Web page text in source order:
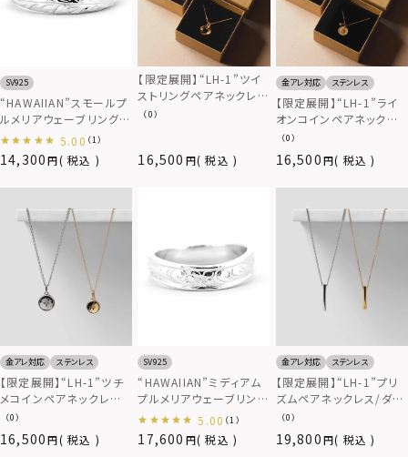
SV925
“HAWAIIAN”スモールプ
ルメリアウェーブリング/
シルバー925
14,300 税込
5.00 （1）
【限定展開】“LH-1”ツイ
ストリングペアネックレ
ス/サージカルステンレス
16,500 税込
（0）
金アレ対応 ステンレス
【限定展開】“LH-1”ライ
オンコインペアネックレ
ス/サージカルステンレス
（金属アレルギー対応）
16,500 税込
（0）
金アレ対応 ステンレス
【限定展開】“LH-1”ツチ
メコインペアネックレス
（ダイヤモンド）/サージカ
ルステンレス（金属アレル
ギー対応）
16,500 税込
（0）
SV925
“HAWAIIAN”ミディアム
プルメリアウェーブリン
グ/シルバー925
17,600 税込
5.00 （1）
金アレ対応 ステンレス
【限定展開】“LH-1”プリ
ズムペアネックレス/ダイ
ヤモンド/サージカルステ
ンレス（金属アレルギー
対応）
19,800 税込
（0）